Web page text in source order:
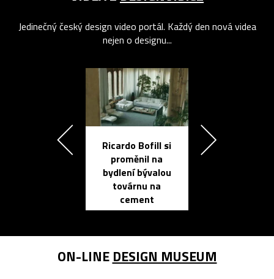
Jedinečný český design video portál. Každý den nová videa
nejen o designu...
Ricardo Bofill si
proměnil na
bydlení bývalou
továrnu na
cement
ON-LINE DESIGN MUSEUM